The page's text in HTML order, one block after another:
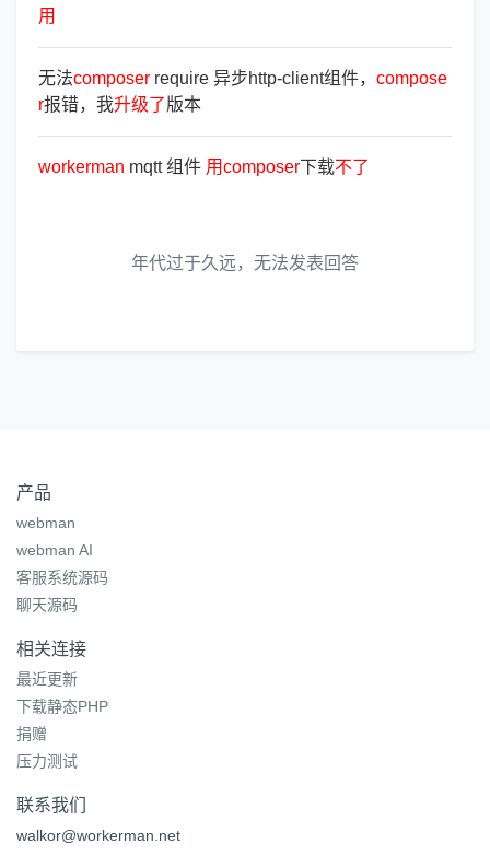
用
无法composer require 异步http-client组件， compose
r报错，我升级了版本
workerman mqtt 组件 用composer下载不了
年代过于久远，无法发表回答
产品
webman
webman AI
客服系统源码
聊天源码
相关连接
最近更新
下载静态PHP
捐赠
压力测试
联系我们
walkor@workerman.net